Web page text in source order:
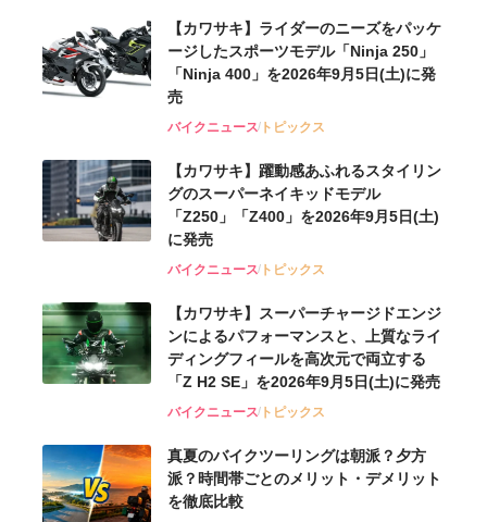
【カワサキ】ライダーのニーズをパッケ
ージしたスポーツモデル「Ninja 250」
「Ninja 400」を2026年9月5日(土)に発
売
バイクニューストピックス
【カワサキ】躍動感あふれるスタイリン
グのスーパーネイキッドモデル
「Z250」「Z400」を2026年9月5日(土)
に発売
バイクニューストピックス
【カワサキ】スーパーチャージドエンジ
ンによるパフォーマンスと、上質なライ
ディングフィールを高次元で両立する
「Z H2 SE」を2026年9月5日(土)に発売
バイクニューストピックス
真夏のバイクツーリングは朝派？夕方
派？時間帯ごとのメリット・デメリット
を徹底比較